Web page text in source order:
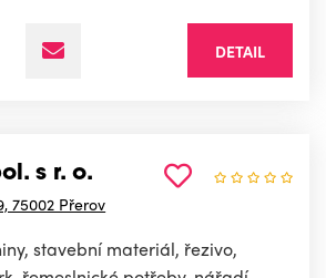
DETAIL
s r. o.
75002 Přerov
stavební materiál, řezivo,